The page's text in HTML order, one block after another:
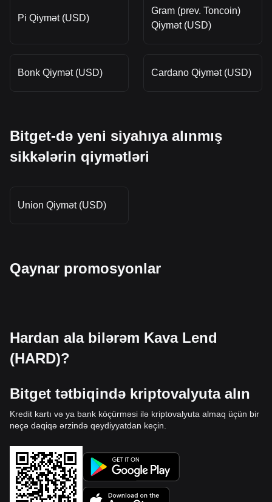
Pi Qiymət (USD)
Gram (prev. Toncoin)
Qiymət (USD)
Bonk Qiymət (USD) Cardano Qiymət (USD)
Bitget-də yeni siyahıya alınmış
sikkələrin qiymətləri
Union Qiymət (USD)
Qaynar promosyonlar
Hardan ala bilərəm Kava Lend
(HARD)?
Bitget tətbiqində kriptovalyuta alın
Kredit kartı və ya bank köçürməsi ilə kriptovalyuta almaq üçün bir
neçə dəqiqə ərzində qeydiyyatdan keçin.